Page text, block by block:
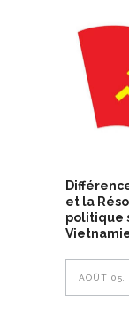
et la
politique
AOÛT 05,